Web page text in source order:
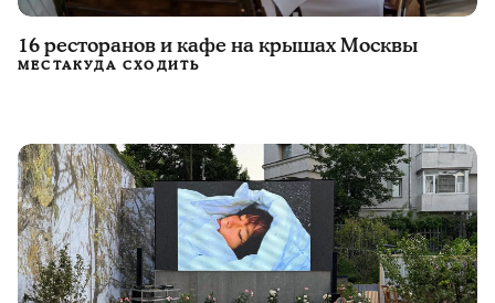
16 ресторанов и кафе на крышах Москвы
МЕСТАКУДА СХОДИТЬ